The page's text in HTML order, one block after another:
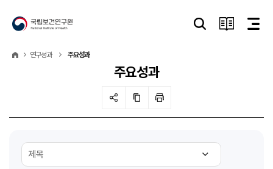
연구성과 주요성과
주요성과